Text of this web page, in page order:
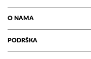
O NAMA
PODRŠKA